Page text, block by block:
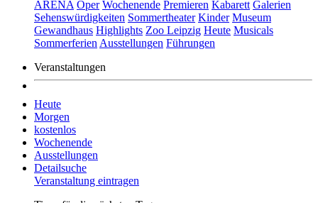
ARENA Oper Wochenende Premieren Kabarett Galerien
Sehenswürdigkeiten Sommertheater Kinder Museum
Gewandhaus Highlights Zoo Leipzig Heute Musicals
Sommerferien Ausstellungen Führungen
Veranstaltungen
Heute
Morgen
kostenlos
Wochenende
Ausstellungen
Detailsuche
Veranstaltung eintragen